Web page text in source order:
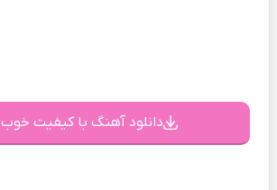
دانلود آهنگ با کیفیت خوب 128